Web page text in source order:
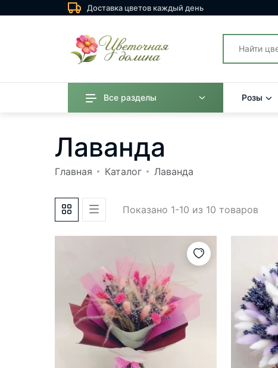
Доставка цветов каждый день
Все разделы Розы
Лаванда
Главная Каталог Лаванда
Показано 1-10 из 10 товаров